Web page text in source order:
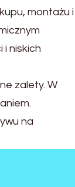
montażu i
i niskich
zalety. W
na